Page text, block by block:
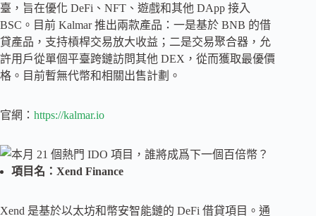
臺，旨在優化 DeFi、NFT、遊戲和其他 DApp 接入
BSC。目前 Kalmar 推出兩款產品：一是基於 BNB 的借
貸產品，支持槓桿交易放大收益；二是交易聚合器，允
許用戶從單個平臺跨鏈訪問其他 DEX，從而獲取最優價
格。目前暫無代幣和相關出售計劃。
官網： https://kalmar.io
項目名：Xend Finance
Xend 是基於以太坊和幣安智能鏈的 DeFi 借貸項目。通